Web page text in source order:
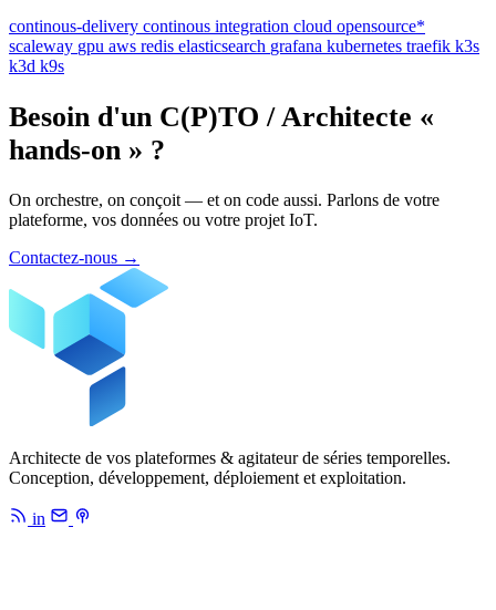
continous-delivery continous integration cloud opensource*
scaleway gpu aws redis elasticsearch grafana kubernetes traefik k3s
k3d k9s
Besoin d'un C(P)TO / Architecte «
hands-on » ?
On orchestre, on conçoit — et on code aussi. Parlons de votre
plateforme, vos données ou votre projet IoT.
Contactez-nous →
Architecte de vos plateformes & agitateur de séries temporelles.
Conception, développement, déploiement et exploitation.
in